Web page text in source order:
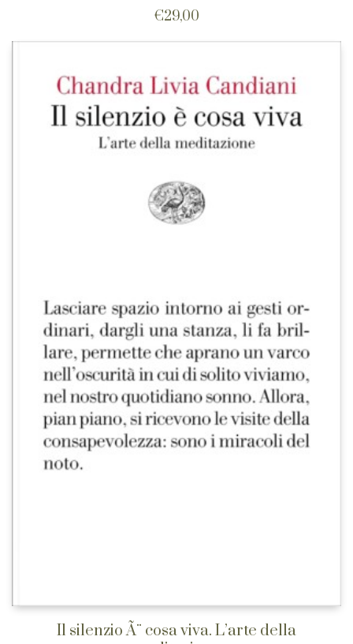
€29,00
Il silenzio Ã¨ cosa viva. L’arte della